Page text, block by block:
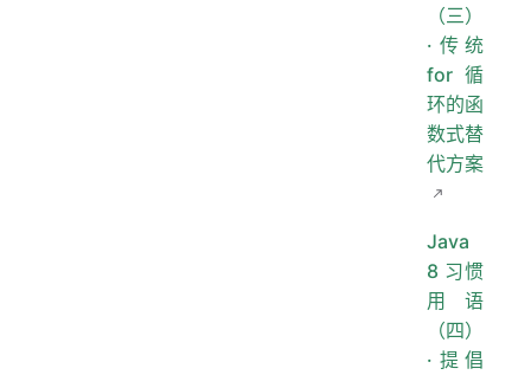
（三）
·传统
for 循
环的函
数式替
代方案
Java
8 习惯
用语
（四）
·提倡